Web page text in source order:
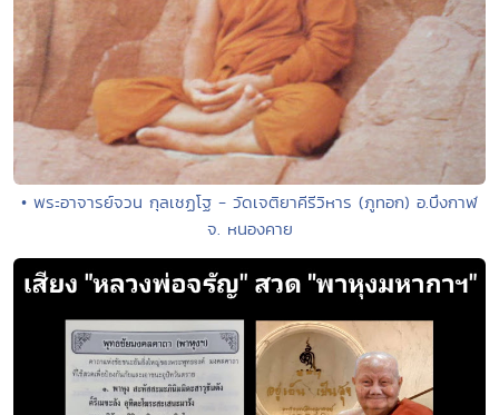
• พระอาจารย์จวน กุลเชฏโฐ - วัดเจติยาคีรีวิหาร (ภูทอก) อ.บึงกาฬ
จ. หนองคาย